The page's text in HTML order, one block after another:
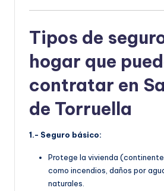
Tipos de
hogar que
contratar en
de Torruella
1.- Seguro básico:
Protege la vivienda
como incendios, daños por
naturales.